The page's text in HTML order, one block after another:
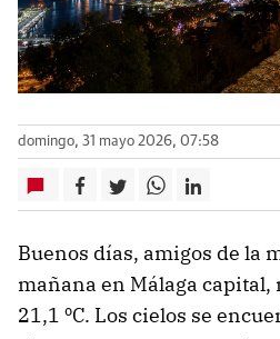
domingo, 31 mayo 2026, 07:58
Buenos días, amigos de la
mañana en Málaga
21,1 ºC. Los cielos se